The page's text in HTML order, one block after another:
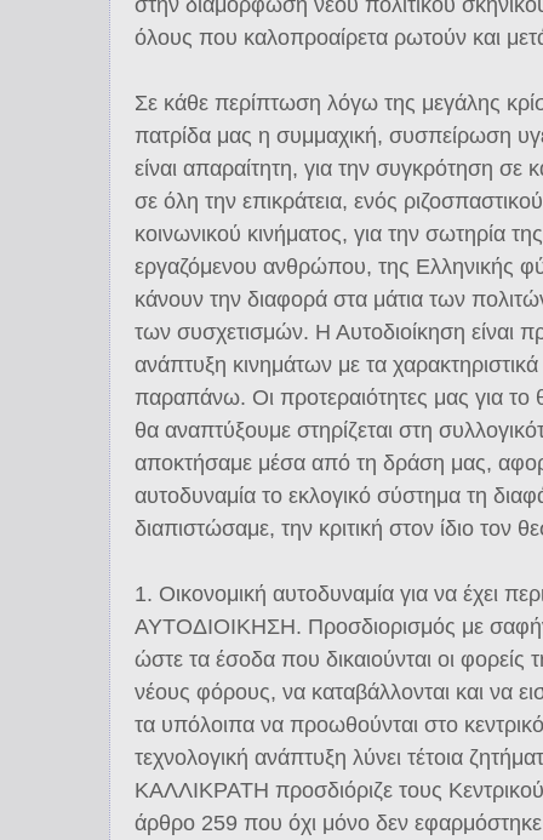
όλους που καλοπροαίρετα ρωτούν και
Σε κάθε περίπτωση λόγω της μεγάλης
πατρίδα μας η συμμαχική, συσπείρωση
είναι απαραίτητη, για την συγκρότηση σε
σε όλη την επικράτεια, ενός
κοινωνικού κινήματος, για την σωτηρία
εργαζόμενου ανθρώπου, της Ελληνικής
κάνουν την διαφορά στα μάτια των
των συσχετισμών. Η Αυτοδιοίκηση είναι
ανάπτυξη κινημάτων με τα
παραπάνω. Οι προτεραιότητες μας για το
θα αναπτύξουμε στηρίζεται στη
αποκτήσαμε μέσα από τη δράση μας,
αυτοδυναμία το εκλογικό σύστημα τη
διαπιστώσαμε, την κριτική στον ίδιο τον
1. Οικονομική αυτοδυναμία για να έχει
ΑΥΤΟΔΙΟΙΚΗΣΗ. Προσδιορισμός με
ώστε τα έσοδα που δικαιούνται οι φορείς
νέους φόρους, να καταβάλλονται και να
τα υπόλοιπα να προωθούνται στο
τεχνολογική ανάπτυξη λύνει τέτοια
ΚΑΛΛΙΚΡΑΤΗ προσδιόριζε τους
άρθρο 259 που όχι μόνο δεν